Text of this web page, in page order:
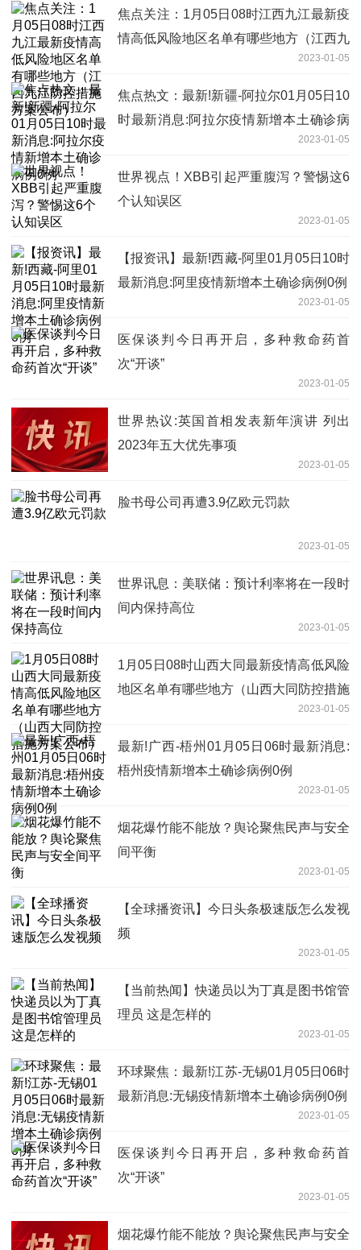
焦点关注：1月05日08时江西九江最新疫
情高低风险地区名单有哪些地方（江西九
2023-01-05
焦点热文：最新!新疆-阿拉尔01月05日10
时最新消息:阿拉尔疫情新增本土确诊病
2023-01-05
世界视点！XBB引起严重腹泻？警惕这6
个认知误区
2023-01-05
【报资讯】最新!西藏-阿里01月05日10时
最新消息:阿里疫情新增本土确诊病例0例
2023-01-05
医保谈判今日再开启，多种救命药首
次“开谈”
2023-01-05
世界热议:英国首相发表新年演讲 列出
2023年五大优先事项
2023-01-05
脸书母公司再遭3.9亿欧元罚款
2023-01-05
世界讯息：美联储：预计利率将在一段时
间内保持高位
2023-01-05
1月05日08时山西大同最新疫情高低风险
地区名单有哪些地方（山西大同防控措施
2023-01-05
最新!广西-梧州01月05日06时最新消息:
梧州疫情新增本土确诊病例0例
2023-01-05
烟花爆竹能不能放？舆论聚焦民声与安全
间平衡
2023-01-05
【全球播资讯】今日头条极速版怎么发视
频
2023-01-05
【当前热闻】快递员以为丁真是图书馆管
理员 这是怎样的
2023-01-05
环球聚焦：最新!江苏-无锡01月05日06时
最新消息:无锡疫情新增本土确诊病例0例
2023-01-05
医保谈判今日再开启，多种救命药首
次“开谈”
2023-01-05
烟花爆竹能不能放？舆论聚焦民声与安全